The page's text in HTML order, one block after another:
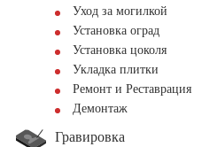
Уход за могилкой
Установка оград
Установка цоколя
Укладка плитки
Ремонт и Реставрация
Демонтаж
Гравировка